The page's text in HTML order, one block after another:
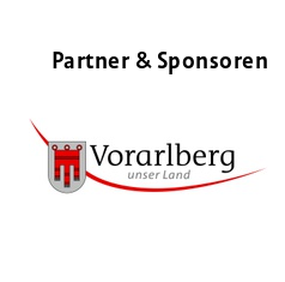
Partner & Sponsoren